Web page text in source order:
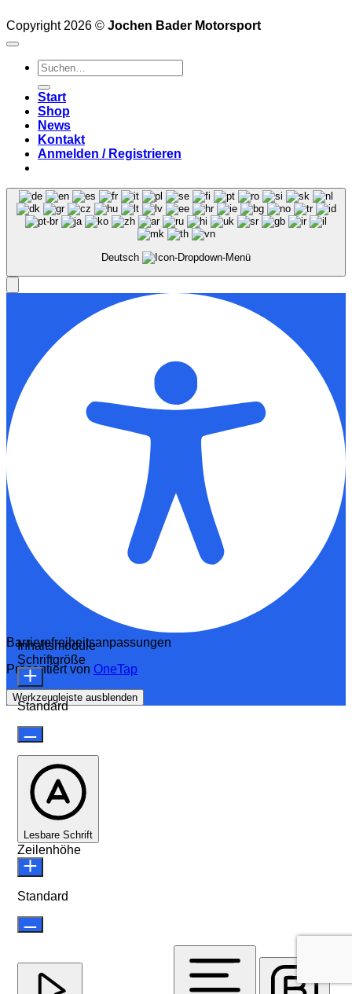
Copyright 2026 © Jochen Bader Motorsport
Suchen
nach:
Start
Shop
News
Kontakt
Anmelden / Registrieren
Deutsch
Barrierefreiheitsanpassungen
Präsentiert von OneTap
Werkzeugleiste ausblenden
Inhaltsmodule
Schriftgröße
Standard
Lesbare Schrift
Zeilenhöhe
Standard